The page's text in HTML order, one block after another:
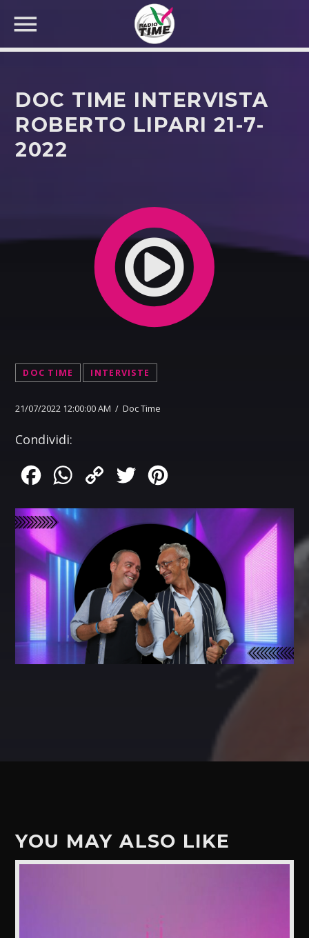
CERCA NEL SITO WEB:
DOC TIME INTERVISTA
ROBERTO LIPARI 21-7-
2022
DOC TIME INTERVISTE
21/07/2022 12:00:00 AM / Doc Time
Condividi:
FacebookWhatsApp
Copy
Twitter
YOU MAY ALSO LIKE